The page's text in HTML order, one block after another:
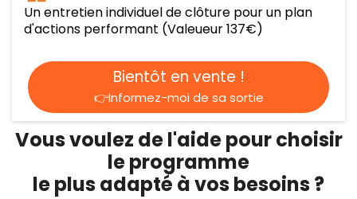
Un entretien individuel de clôture pour un plan
d'actions performant (Valeueur 137€)
Bientôt en vente !
👉Informez-moi de sa sortie
Vous voulez de l'aide pour choisir
le programme
le plus adapté à vos besoins ?